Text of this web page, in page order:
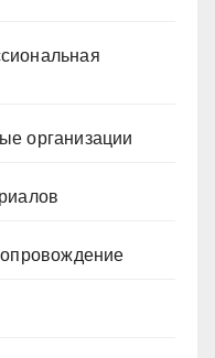
организации